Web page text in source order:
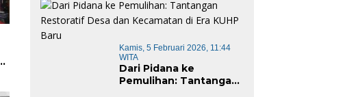
Mewujudkan “Mamuju
Keren”
Kamis, 5 Februari 2026, 11:44
WITA
Dari Pidana ke
Pemulihan: Tantangan